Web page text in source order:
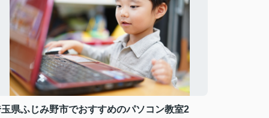
県ふじみ野市でおすすめのパソコン教室2